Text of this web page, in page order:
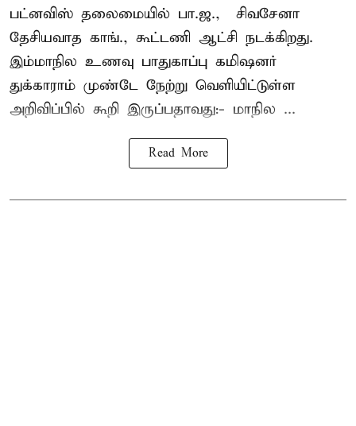
பட்னவிஸ் தலைமையில் பா.ஜ., – சிவசேனா –
தேசியவாத காங்., கூட்டணி ஆட்சி நடக்கிறது.
இம்மாநில உணவு பாதுகாப்பு கமிஷனர்
துக்காராம் முண்டே நேற்று வெளியிட்டுள்ள
அறிவிப்பில் கூறி இருப்பதாவது:- மாநில ...
Read More